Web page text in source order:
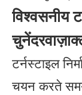
विश्वसनीय
चुनेंदरवाज़ा
टर्नस्टाइल
चयन करते